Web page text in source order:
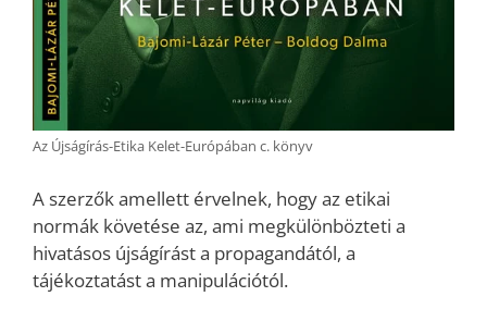
Az Újságírás-Etika Kelet-Európában c. könyv
A szerzők amellett érvelnek, hogy az etikai
normák követése az, ami megkülönbözteti a
hivatásos újságírást a propagandától, a
tájékoztatást a manipulációtól.